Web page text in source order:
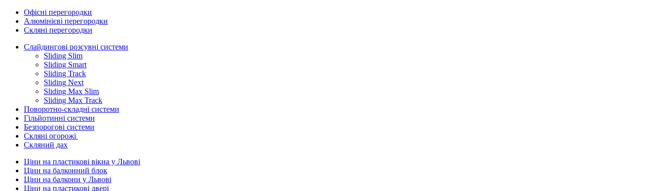
Офісні перегородки
Алюмінієві перегородки
Скляні перегородки
Слайдингові розсувні системи
Sliding Slim
Sliding Smart
Sliding Track
Sliding Next
Sliding Max Slim
Sliding Max Track
Поворотно-складні системи
Гільйотинні системи
Безпорогові системи
Скляні огорожі
Скляний дах
Ціни на пластикові вікна у Львові
Ціни на балконний блок
Ціни на балкони у Львові
Ціни на пластикові двері